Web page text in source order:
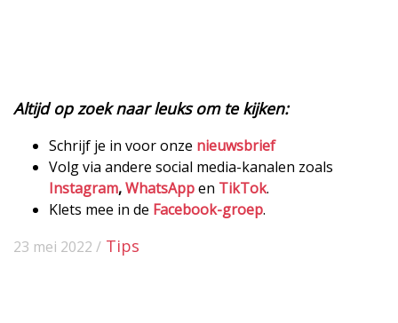
Altijd op zoek naar leuks om te kijken:
Schrijf je in voor onze nieuwsbrief
Volg via andere social media-kanalen zoals
Instagram,WhatsAppen TikTok.
Klets mee in de Facebook-groep.
23 mei 2022 / Tips